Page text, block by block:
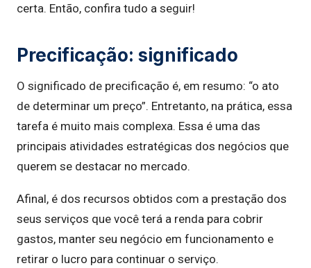
certa. Então, confira tudo a seguir!
Precificação: significado
O significado de precificação é, em resumo: “o ato
de determinar um preço”. Entretanto, na prática, essa
tarefa é muito mais complexa. Essa é uma das
principais atividades estratégicas dos negócios que
querem se destacar no mercado.
Afinal, é dos recursos obtidos com a prestação dos
seus serviços que você terá a renda para cobrir
gastos, manter seu negócio em funcionamento e
retirar o lucro para continuar o serviço.